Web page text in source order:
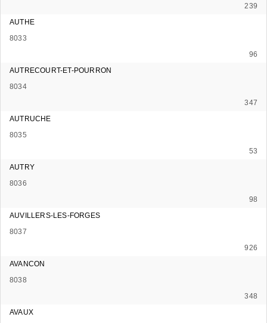
239
AUTHE
8033
96
AUTRECOURT-ET-POURRON
8034
347
AUTRUCHE
8035
53
AUTRY
8036
98
AUVILLERS-LES-FORGES
8037
926
AVANCON
8038
348
AVAUX